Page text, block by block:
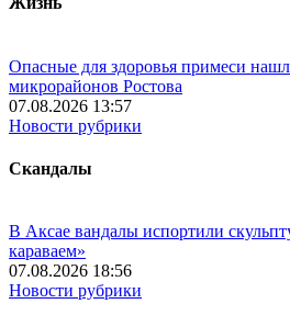
Опасные для здоровья примеси
микрорайонов Ростова
07.08.2026 13:57
Новости рубрики
Скандалы
В Аксае вандалы испортили
караваем»
07.08.2026 18:56
Новости рубрики